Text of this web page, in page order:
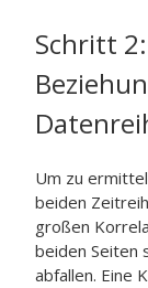
Schritt
Um zu
beiden
großen
beiden Seiten
abfallen. Eine